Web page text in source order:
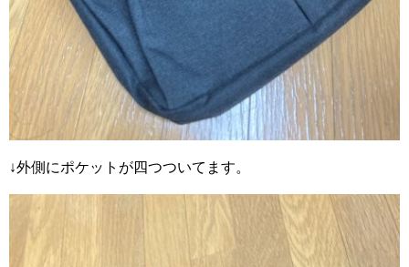
↓外側にポケットが四つついてます。